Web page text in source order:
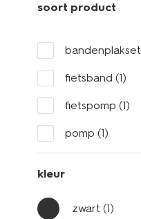
soort product
bandenplakset
fietsband (1)
fietspomp (1)
pomp (1)
kleur
zwart (1)